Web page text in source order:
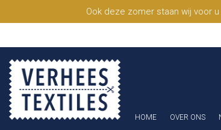
Ook deze zomer staan wij voor
HOME OVER ONS